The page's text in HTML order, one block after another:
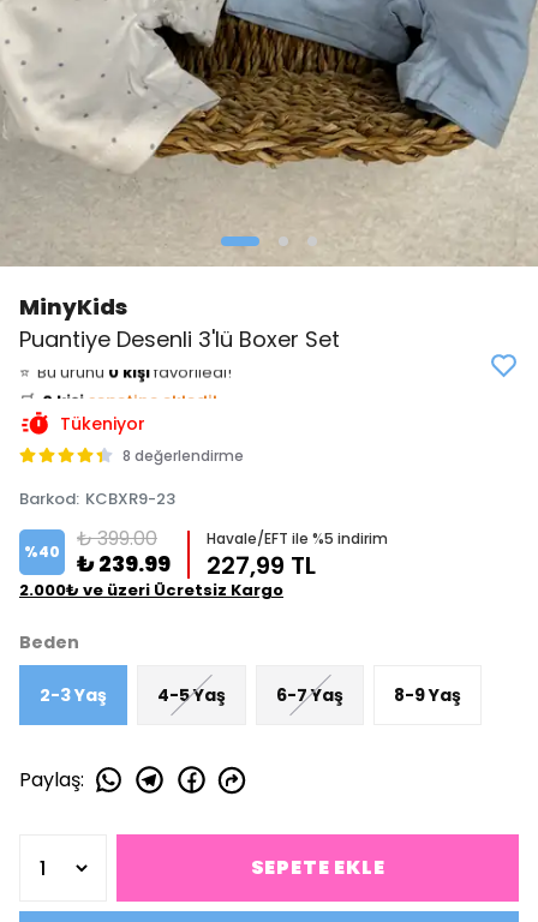
MinyKids
Puantiye Desenli 3'lü Boxer Set
👀 Şu an 3 kişi
inceliyor!
Bu ürünü
🛒
0 kişisepetine ekledi!
✅ Bugün 0 adet
Tükeniyor
8 değerlendirme
Barkod: KCBXR9-23
%40 ₺ 399.00
₺ 239.99
Havale/EFT ile %5 indirim
227,99 TL
2.000₺ ve üzeri Ücretsiz Kargo
Beden
2-3 Yaş 4-5 Yaş 6-7 Yaş 8-9 Yaş
Paylaş:
SEPETE EKLE